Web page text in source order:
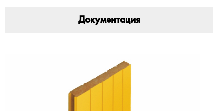
Документация